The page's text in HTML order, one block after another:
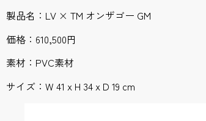
製品名：LV × TM オンザゴー GM
価格：610,500円
素材：PVC素材
サイズ：W 41 x H 34 x D 19 cm